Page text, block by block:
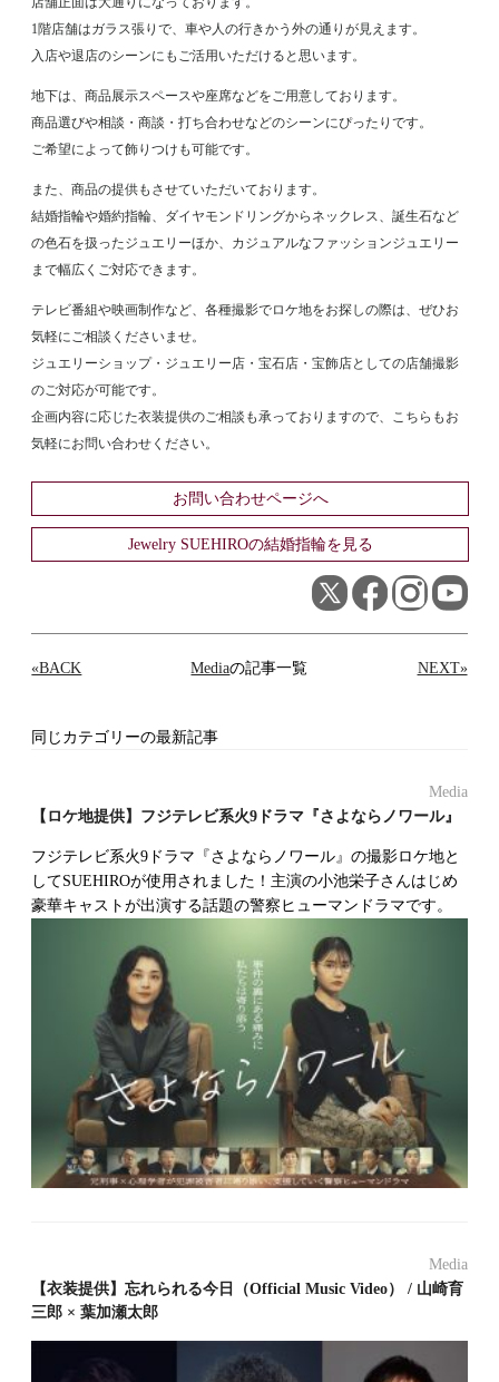
1階店舗はガラス張りで、車や人の行きかう外の通りが見えます。
入店や退店のシーンにもご活用いただけると思います。
地下は、商品展示スペースや座席などをご用意しております。
商品選びや相談・商談・打ち合わせなどのシーンにぴったりです。
ご希望によって飾りつけも可能です。
また、商品の提供もさせていただいております。
結婚指輪や婚約指輪、ダイヤモンドリングからネックレス、誕生石など
の色石を扱ったジュエリーほか、カジュアルなファッションジュエリー
まで幅広くご対応できます。
テレビ番組や映画制作など、各種撮影でロケ地をお探しの際は、ぜひお
気軽にご相談くださいませ。
ジュエリーショップ・ジュエリー店・宝石店・宝飾店としての店舗撮影
のご対応が可能です。
企画内容に応じた衣装提供のご相談も承っておりますので、こちらもお
気軽にお問い合わせください。
お問い合わせページへ
Jewelry SUEHIROの結婚指輪を見る
«BACK Mediaの記事一覧 NEXT»
同じカテゴリーの最新記事
Media
【ロケ地提供】フジテレビ系火9ドラマ『さよならノワール』
フジテレビ系火9ドラマ『さよならノワール』の撮影ロケ地と
してSUEHIROが使用されました！主演の小池栄子さんはじめ
豪華キャストが出演する話題の警察ヒューマンドラマです。
Media
【衣装提供】忘れられる今日（Official Music Video） / 山崎育
三郎 × 葉加瀬太郎